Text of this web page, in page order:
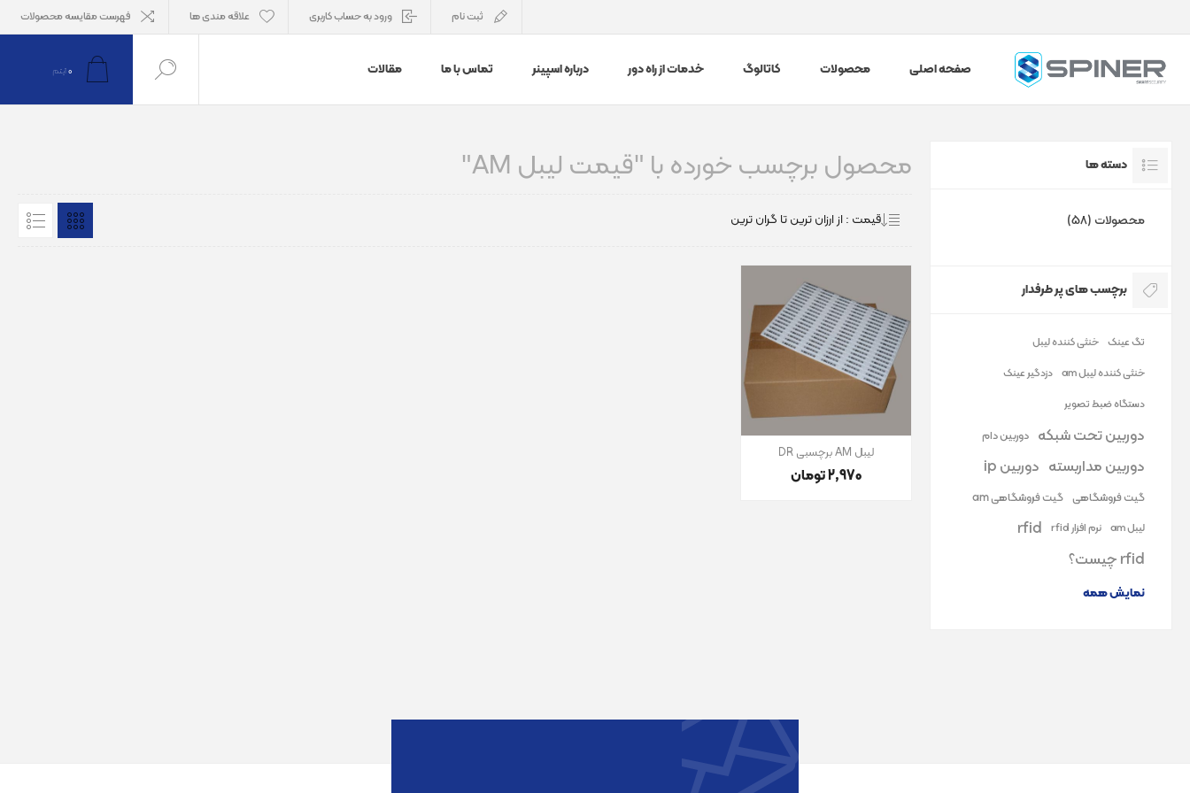
ثبت نام ورود به حساب کاربری علاقه مندی ها فهرست مقایسه محصولات
صفحه اصلی محصولات کاتالوگ خدمات از راه دور درباره اسپینر تماس با ما مقالات 0آیتم
محصول برچسب خورده با "قیمت لیبل AM"
لیبل AM برچسبی DR
2٬970 تومان
دسته ها
محصولات (58)
برچسب های پر طرفدار
تگ عینک خنثی کننده لیبل
خنثی کننده لیبل am
دزدگیر عینک
دستگاه ضبط تصویر
دوربین تحت شبکه دوربین دام
دوربین مداربسته دوربین ip
گیت فروشگاهی گیت فروشگاهی am
لیبل am نرم افزار rfid
rfid
rfid چیست؟
نمایش همه